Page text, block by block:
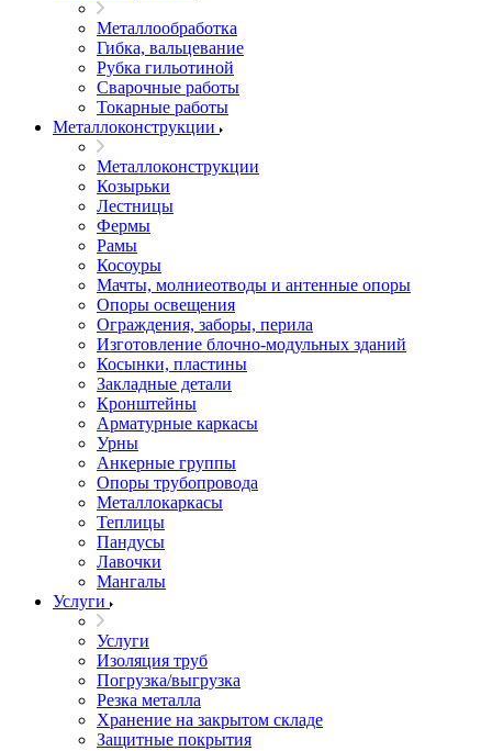
Металлообработка
Гибка, вальцевание
Рубка гильотиной
Сварочные работы
Токарные работы
Металлоконструкции
Металлоконструкции
Козырьки
Лестницы
Фермы
Рамы
Косоуры
Мачты, молниеотводы и антенные опоры
Опоры освещения
Ограждения, заборы, перила
Изготовление блочно-модульных зданий
Косынки, пластины
Закладные детали
Кронштейны
Арматурные каркасы
Урны
Анкерные группы
Опоры трубопровода
Металлокаркасы
Теплицы
Пандусы
Лавочки
Мангалы
Услуги
Услуги
Изоляция труб
Погрузка/выгрузка
Резка металла
Хранение на закрытом складе
Защитные покрытия